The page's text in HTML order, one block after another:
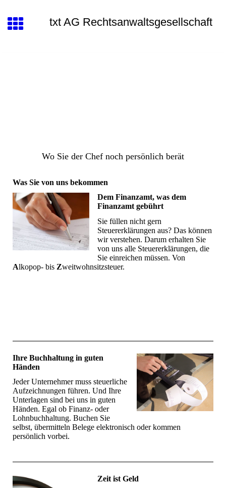
txt AG Rechtsanwaltsgesellschaft
Wo Sie der Chef noch persönlich berät
Was Sie von uns bekommen
Dem Finanzamt, was dem
Finanzamt gebührt
Sie füllen nicht gern
Steuererklärungen aus? Das können
wir verstehen. Darum erhalten Sie
von uns alle Steuererklärungen, die
Sie einreichen müssen. Von
Alkopop- bis Zweitwohnsitzsteuer.
Ihre Buchhaltung in guten
Händen
Jeder Unternehmer muss steuerliche
Aufzeichnungen führen. Und Ihre
Unterlagen sind bei uns in guten
Händen. Egal ob Finanz- oder
Lohnbuchhaltung. Buchen Sie
selbst, übermitteln Belege elektronisch oder kommen
persönlich vorbei.
Zeit ist Geld